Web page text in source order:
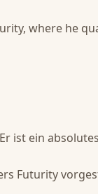
where he
ist ein
Futurity